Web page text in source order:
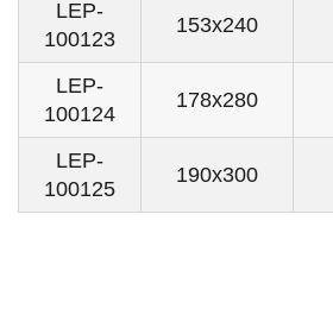
LEP-
100123
153x240
LEP-
100124
178x280
LEP-
100125
190x300